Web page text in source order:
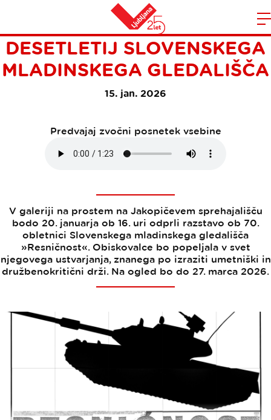
Domov
SEDEM USTVARJALNIH
DESETLETIJ SLOVENSKEGA
MLADINSKEGA GLEDALIŠČA
15. jan. 2026
Predvajaj zvočni posnetek vsebine
V galeriji na prostem na Jakopičevem sprehajališču
bodo 20. januarja ob 16. uri odprli razstavo ob 70.
obletnici Slovenskega mladinskega gledališča
»Resničnost«. Obiskovalce bo popeljala v svet
njegovega ustvarjanja, znanega po izraziti umetniški in
družbenokritični drži. Na ogled bo do 27. marca 2026.